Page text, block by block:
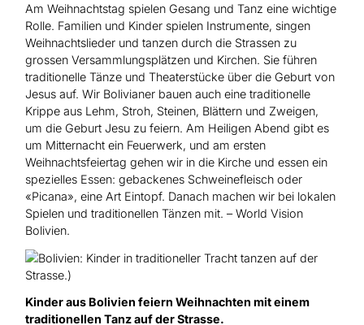
Am Weihnachtstag spielen Gesang und Tanz eine wichtige
Rolle. Familien und Kinder spielen Instrumente, singen
Weihnachtslieder und tanzen durch die Strassen zu
grossen Versammlungsplätzen und Kirchen. Sie führen
traditionelle Tänze und Theaterstücke über die Geburt von
Jesus auf. Wir Bolivianer bauen auch eine traditionelle
Krippe aus Lehm, Stroh, Steinen, Blättern und Zweigen,
um die Geburt Jesu zu feiern. Am Heiligen Abend gibt es
um Mitternacht ein Feuerwerk, und am ersten
Weihnachtsfeiertag gehen wir in die Kirche und essen ein
spezielles Essen: gebackenes Schweinefleisch oder
«Picana», eine Art Eintopf. Danach machen wir bei lokalen
Spielen und traditionellen Tänzen mit. – World Vision
Bolivien.
Kinder aus Bolivien feiern Weihnachten mit einem
traditionellen Tanz auf der Strasse.